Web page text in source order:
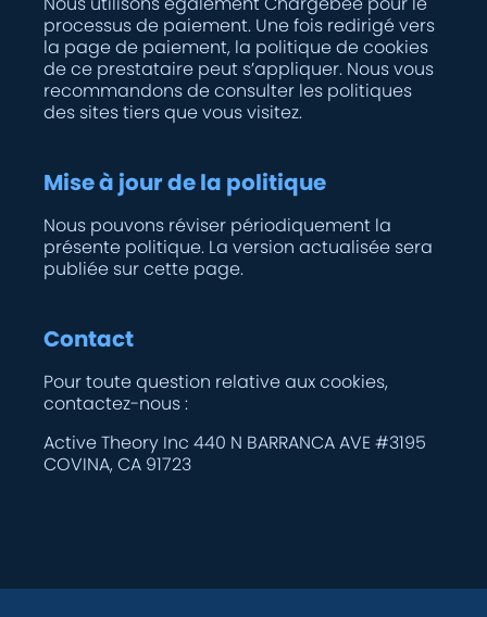
processus de paiement. Une fois redirigé vers
la page de paiement, la politique de cookies
de ce prestataire peut s’appliquer. Nous vous
recommandons de consulter les politiques
des sites tiers que vous visitez.
Mise à jour de la politique
Nous pouvons réviser périodiquement la
présente politique. La version actualisée sera
publiée sur cette page.
Contact
Pour toute question relative aux cookies,
contactez-nous :
Active Theory Inc 440 N BARRANCA AVE #3195
COVINA, CA 91723